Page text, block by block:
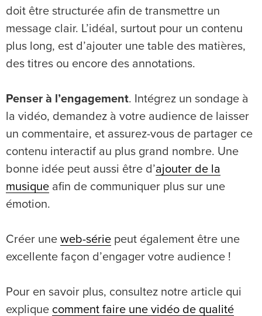
doit être structurée afin de transmettre un
message clair. L’idéal, surtout pour un contenu
plus long, est d’ajouter une table des matières,
des titres ou encore des annotations.
Penser à l’engagement. Intégrez un sondage à
la vidéo, demandez à votre audience de laisser
un commentaire, et assurez-vous de partager ce
contenu interactif au plus grand nombre. Une
bonne idée peut aussi être d’ajouter de la
musique afin de communiquer plus sur une
émotion.
Créer une web-série peut également être une
excellente façon d’engager votre audience !
Pour en savoir plus, consultez notre article qui
explique comment faire une vidéo de qualité